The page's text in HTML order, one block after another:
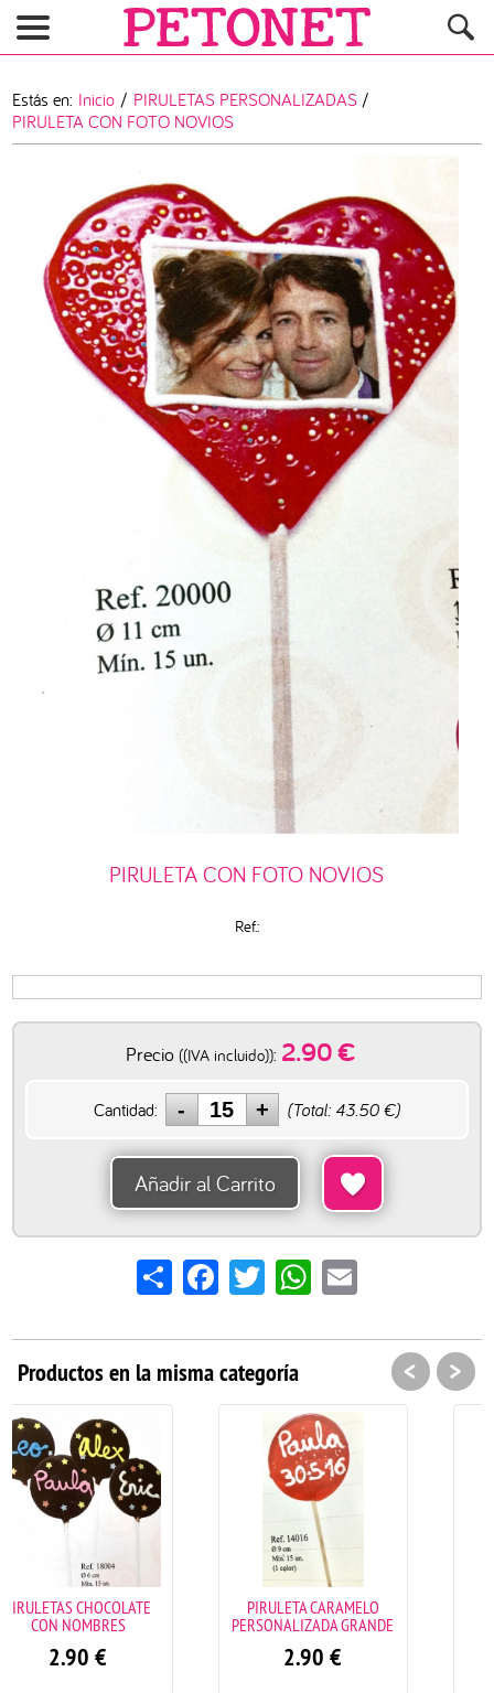
Estás en: Inicio / PIRULETAS PERSONALIZADAS /
PIRULETA CON FOTO NOVIOS
PIRULETA CON FOTO NOVIOS
Ref.:
Precio ((IVA incluido)): 2.90€
Cantidad: (Total: 43.50€)
Añadir al Carrito
Share FacebookTwitterWhatsAppEmail
Productos en la misma categoría
PIRULETA CARAMELO
PERSONALIZADA GRANDE
PIRULETA CON FOTO
PEQUEÑA
< >